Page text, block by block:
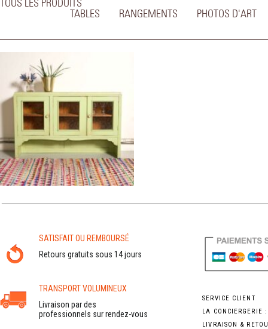
TOUS LES PRODUITS
PHOTOS D'ART
RANGEMENTS
TABLES
SATISFAIT OU REMBOURSÉ
Retours gratuits sous 14 jours
TRANSPORT VOLUMINEUX
Livraison par des
professionnels sur rendez-vous
SERVICE CLIENT
LA CONCIERGERIE
LIVRAISON &